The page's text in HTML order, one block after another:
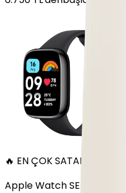
🔥 EN ÇOK SATAN
Apple Watch SE